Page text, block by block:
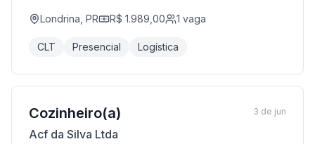
Londrina, PR R$ 1.989,00 1 vaga
CLT Presencial Logística
Cozinheiro(a)
Acf da Silva Ltda
3 de jun